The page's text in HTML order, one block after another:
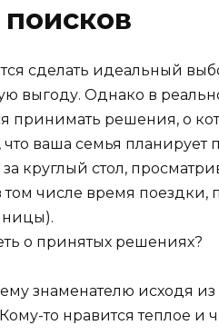
сделать идеальный
выгоду. Однако в
принимать решения, о
что ваша семья планирует
круглый стол,
том числе время
знаменателю исходя
то нравится теплое и